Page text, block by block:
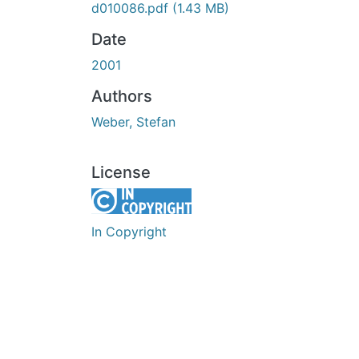
d010086.pdf (1.43 MB)
Date
2001
Authors
Weber, Stefan
License
In Copyright